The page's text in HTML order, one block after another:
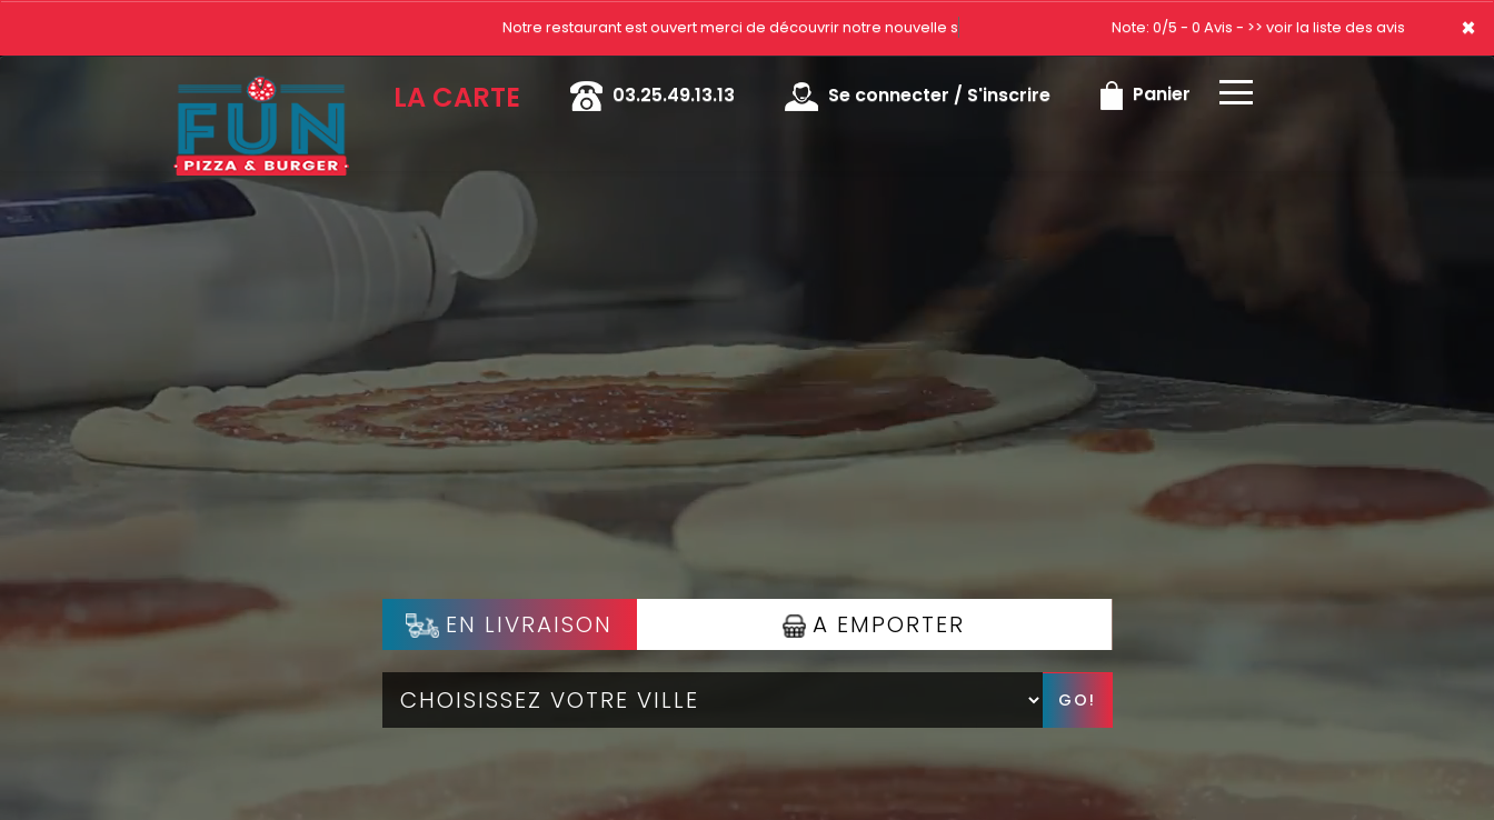
×
Notre restaurant est ouvert merci d Note: 0/5 - 0 Avis - >> voir la liste des avis
LA CARTE 03.25.49.13.13 Se connecter / S'inscrire Panier
×
EN LIVRAISON A EMPORTER
GO!